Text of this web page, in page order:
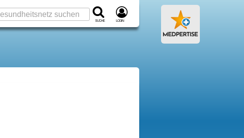
Suche Login